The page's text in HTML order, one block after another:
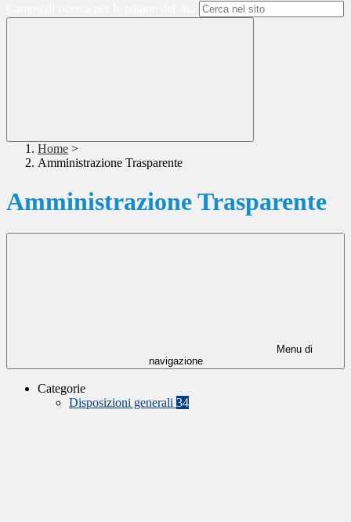
Home >
Amministrazione Trasparente
Amministrazione Trasparente
Menu di
navigazione
Categorie
Disposizioni generali 34